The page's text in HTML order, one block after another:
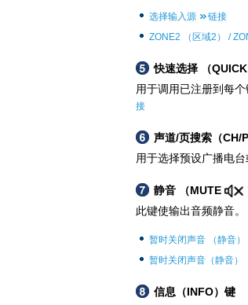
选择输入源
链接
ZONE2 （区域2） /
快速选择 （
用于调用已注册到每
接
声道/页搜索（CH/
用于选择预设广播电台
静音 （MUTE
此键使输出音频静音。
暂时关闭声音 （静音）
暂时关闭声音（静音）
信息（INFO）键